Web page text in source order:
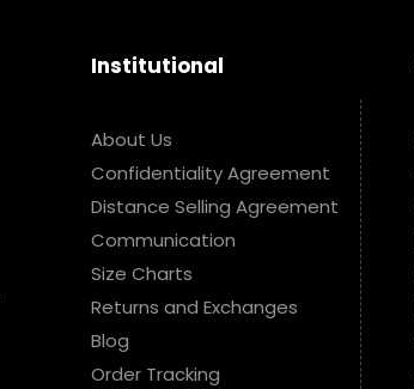
Institutional
About Us
Confidentiality Agreement
Distance Selling Agreement
Communication
Size Charts
Returns and Exchanges
Blog
Order Tracking